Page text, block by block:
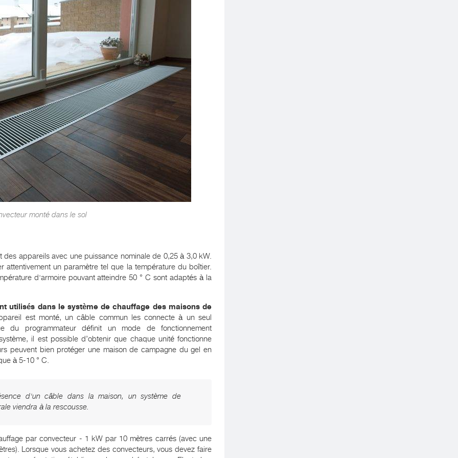
monté dans le sol
des appareils avec une puissance nominale de 0,25 à 3,0 kW.
attentivement un paramètre tel que la température du boîtier.
d'armoire pouvant atteindre 50 ° C sont adaptés à la
utilisés dans le système de chauffage des maisons de
est monté, un câble commun les connecte à un seul
du programmateur définit un mode de fonctionnement
il est possible d’obtenir que chaque unité fonctionne
peuvent bien protéger une maison de campagne du gel en
à 5-10 ° C.
d'un câble dans la maison, un système de
viendra à la rescousse.
par convecteur - 1 kW par 10 mètres carrés (avec une
Lorsque vous achetez des convecteurs, vous devez faire